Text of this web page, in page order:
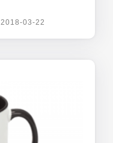
2018-03-22